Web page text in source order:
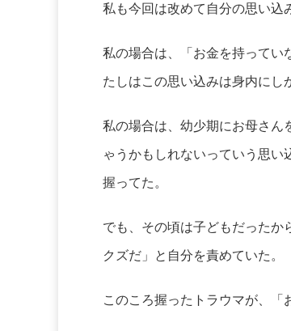
私も今回は改めて自分の思い込
私の場合は、「お金を持ってい
たしはこの思い込みは身内にし
私の場合は、幼少期にお母さん
ゃうかもしれないっていう思
握ってた。
でも、その頃は子どもだったか
クズだ」と自分を責めていた。
このころ握ったトラウマが、「